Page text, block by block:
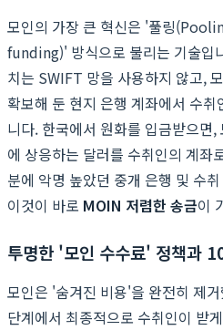
모인의 가장 큰 혁신은 '풀링
funding)' 방식으로 불리는 기술입
치는 SWIFT 망을 사용하지 않고,
확보해 둔 현지 은행 계좌에서 수
니다. 한국에서 원화를 입금받으면
에 상응하는 달러를 수취인의 계좌
분에 악명 높았던 중개 은행 및 수
이것이 바로 MOIN 저렴한 송금이
투명한 '모인 수수료' 정책과
모인은 '숨겨진 비용'을 완전히 제
단계에서 최종적으로 수취인이 받